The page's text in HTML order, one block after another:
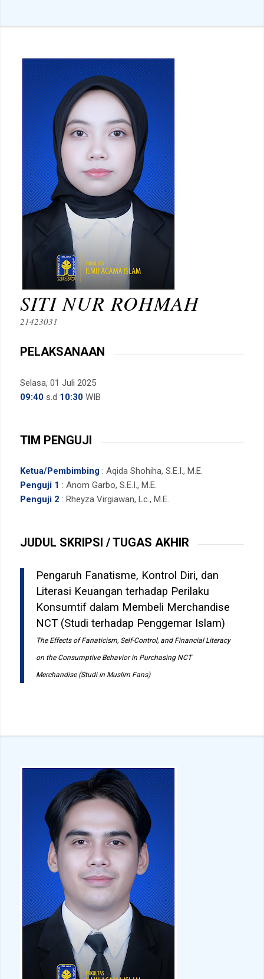
SITI NUR ROHMAH
21423031
PELAKSANAAN
Selasa, 01 Juli 2025
09:40s.d 10:30WIB
TIM PENGUJI
Ketua/Pembimbing: Aqida Shohiha, S.E.I., M.E.
Penguji 1 : Anom Garbo, S.E.I., M.E.
Penguji 2 : Rheyza Virgiawan, Lc., M.E.
JUDUL SKRIPSI / TUGAS AKHIR
Pengaruh Fanatisme, Kontrol Diri, dan
Literasi Keuangan terhadap Perilaku
Konsumtif dalam Membeli Merchandise
NCT (Studi terhadap Penggemar Islam)
The Effects of Fanaticism, Self-Control, and Financial Literacy
on the Consumptive Behavior in Purchasing NCT
Merchandise (Studi in Muslim Fans)